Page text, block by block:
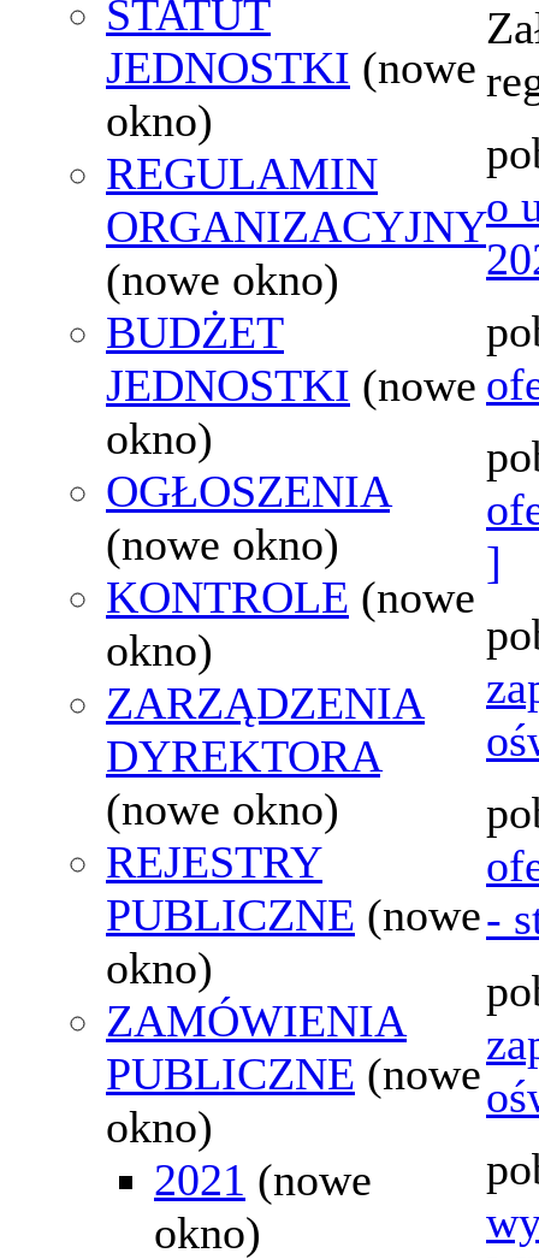
STATUT
JEDNOSTKI (nowe
okno)
REGULAMIN
ORGANIZACYJNY
(nowe okno)
BUDŻET
JEDNOSTKI (nowe
okno)
OGŁOSZENIA
(nowe okno)
KONTROLE (nowe
okno)
ZARZĄDZENIA
DYREKTORA
(nowe okno)
REJESTRY
PUBLICZNE (nowe
okno)
ZAMÓWIENIA
PUBLICZNE (nowe
okno)
2021 (nowe
okno)
o
]
-